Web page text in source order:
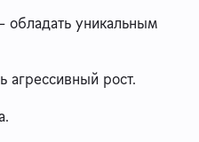
уникальным
рост.